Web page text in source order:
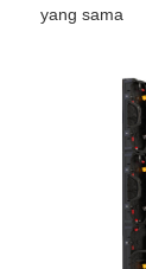
Papan
yang sama